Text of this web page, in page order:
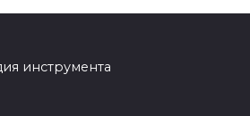
инструмента